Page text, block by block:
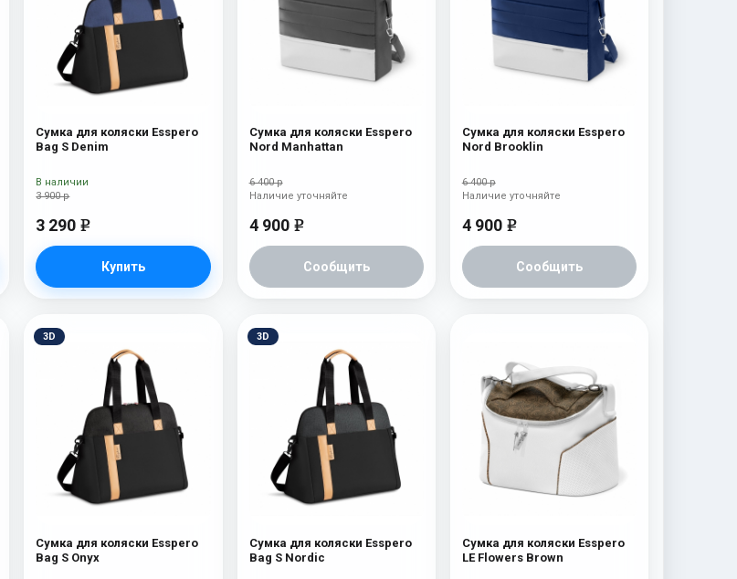
Сумка для коляски Esspero
Bag S Denim
3 900 р
3 290 e
Купить
В наличии
Сумка для коляски Esspero
Nord Manhattan
6 400 р
4 900 e
Сообщить
Наличие уточняйте
Сумка для коляски Esspero
Nord Brooklin
6 400 р
4 900 e
Сообщить
Наличие уточняйте
3D
Сумка для коляски Esspero
Bag S Onyx
3D
Сумка для коляски Esspero
Bag S Nordic
Сумка для коляски Esspero
LE Flowers Brown